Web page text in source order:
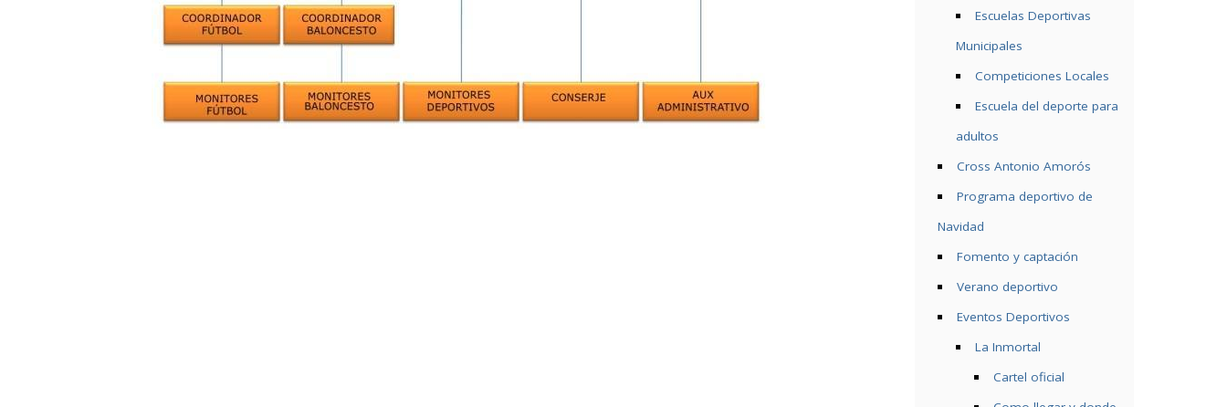
Escuelas Deportivas
Municipales
Competiciones Locales
Escuela del deporte para
adultos
Cross Antonio Amorós
Programa deportivo de
Navidad
Fomento y captación
Verano deportivo
Eventos Deportivos
La Inmortal
Cartel oficial